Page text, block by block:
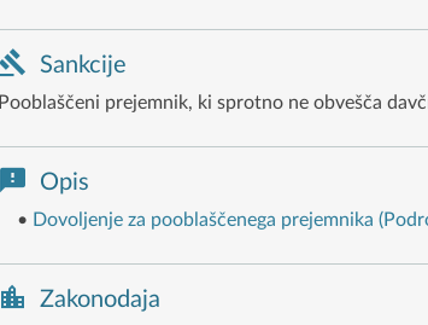
Sankcije
Pooblaščeni prejemnik, ki sprotno ne obvešča
Opis
• Dovoljenje za pooblaščenega prejemnika
Zakonodaja